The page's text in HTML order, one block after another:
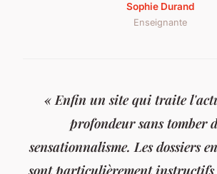
Sophie Durand
Enseignante
« Enfin un site qui traite
profondeur sans tomber
sensationnalisme. Les dossiers
sont particulièrement instructifs